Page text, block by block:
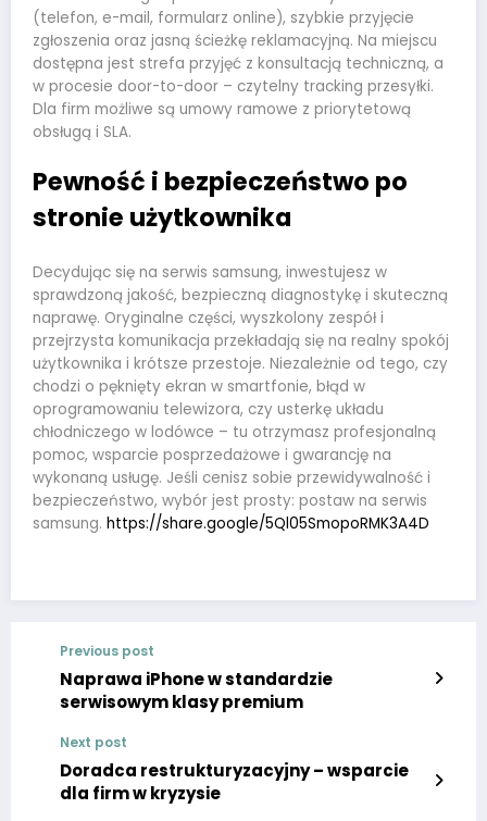
(telefon, e-mail, formularz online), szybkie przyjęcie
zgłoszenia oraz jasną ścieżkę reklamacyjną. Na miejscu
dostępna jest strefa przyjęć z konsultacją techniczną, a
w procesie door-to-door – czytelny tracking przesyłki.
Dla firm możliwe są umowy ramowe z priorytetową
obsługą i SLA.
Pewność i bezpieczeństwo po
stronie użytkownika
Decydując się na serwis samsung, inwestujesz w
sprawdzoną jakość, bezpieczną diagnostykę i skuteczną
naprawę. Oryginalne części, wyszkolony zespół i
przejrzysta komunikacja przekładają się na realny spokój
użytkownika i krótsze przestoje. Niezależnie od tego, czy
chodzi o pęknięty ekran w smartfonie, błąd w
oprogramowaniu telewizora, czy usterkę układu
chłodniczego w lodówce – tu otrzymasz profesjonalną
pomoc, wsparcie posprzedażowe i gwarancję na
wykonaną usługę. Jeśli cenisz sobie przewidywalność i
bezpieczeństwo, wybór jest prosty: postaw na serwis
samsung. https://share.google/5Ql05SmopoRMK3A4D
Previous post
Naprawa iPhone w standardzie
serwisowym klasy premium
Next post
Doradca restrukturyzacyjny – wsparcie
dla firm w kryzysie